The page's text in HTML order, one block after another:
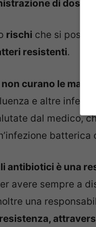
di dosi
rischi che si
resistenti.
curano le
e altre
dal medico,
batterica
antibiotici è una
avere sempre a
una